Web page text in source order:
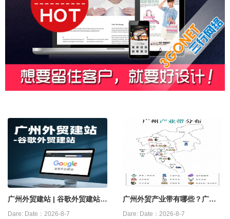
广州外贸建站 | 谷歌外贸建站怎
么做？
Dare: Date：2026-8-7
广州外贸产业带有哪些？广州
外贸源头工厂
Dare: Date：2026-8-7